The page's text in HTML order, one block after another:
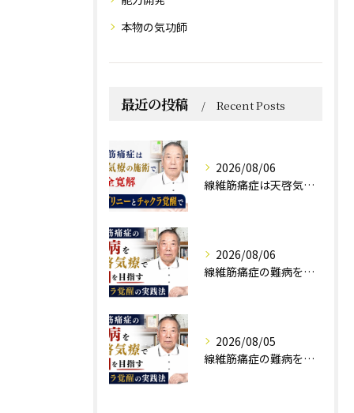
本物の気功師
最近の投稿 Recent Posts
2026/08/06
線維筋痛症は天啓気療の施術で完全寛解 クンダリニーとチャクラ覚醒で
2026/08/06
線維筋痛症の難病を天啓気療で寛解を目指すチャクラ覚醒の実践法
2026/08/05
線維筋痛症の難病を天啓気療で寛解を目指すチャクラ覚醒の実践法